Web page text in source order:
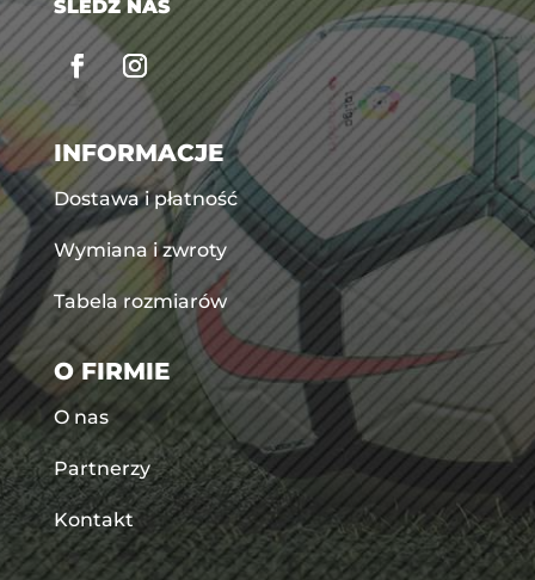
ŚLEDŹ NAS
INFORMACJE
Dostawa i płatność
Wymiana i zwroty
Tabela rozmiarów
O FIRMIE
O nas
Partnerzy
Kontakt